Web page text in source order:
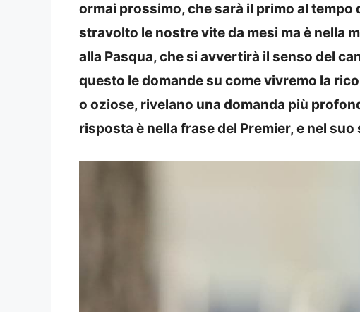
ormai prossimo, che sarà il primo al tempo
stravolto le nostre vite da mesi ma è nella
alla Pasqua, che si avvertirà il senso del
questo le domande su come vivremo la
o oziose, rivelano una domanda più
risposta è nella frase del Premier, e nel